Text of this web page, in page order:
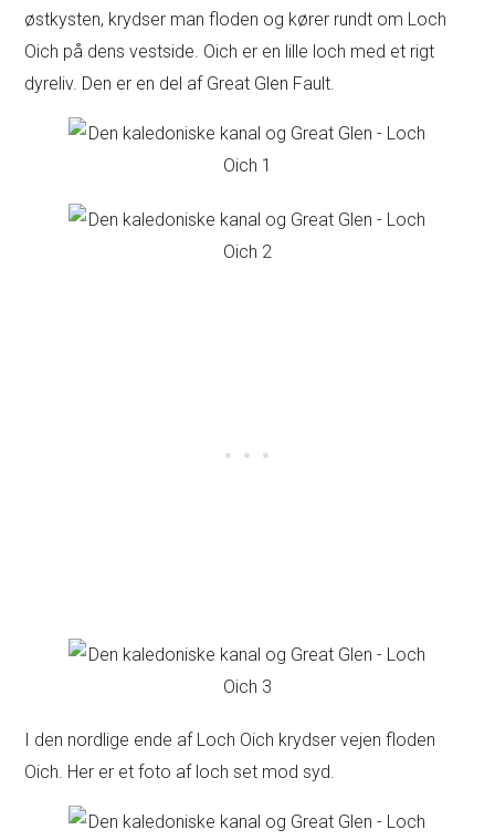
østkysten, krydser man floden og kører rundt om Loch
Oich på dens vestside. Oich er en lille loch med et rigt
dyreliv. Den er en del af Great Glen Fault.
I den nordlige ende af Loch Oich krydser vejen floden
Oich. Her er et foto af loch set mod syd.